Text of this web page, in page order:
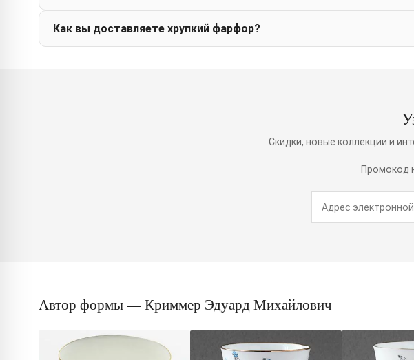
Как вы доставляете хрупкий фарфор?
Скидки, новые коллекции и
Промокод
Автор формы — Криммер Эдуард Михайлович